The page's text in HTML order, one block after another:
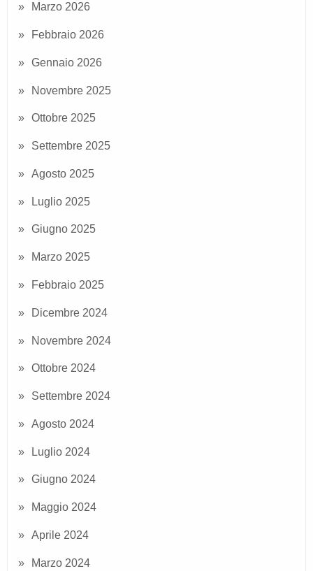
Marzo 2026
Febbraio 2026
Gennaio 2026
Novembre 2025
Ottobre 2025
Settembre 2025
Agosto 2025
Luglio 2025
Giugno 2025
Marzo 2025
Febbraio 2025
Dicembre 2024
Novembre 2024
Ottobre 2024
Settembre 2024
Agosto 2024
Luglio 2024
Giugno 2024
Maggio 2024
Aprile 2024
Marzo 2024